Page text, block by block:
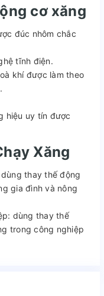
cơ xăng
đúc nhôm chắc
tĩnh điện.
khí được làm theo
hiệu uy tín được
Xăng
thay thế động
gia đình và nông
dùng thay thế
trong công nghiệp